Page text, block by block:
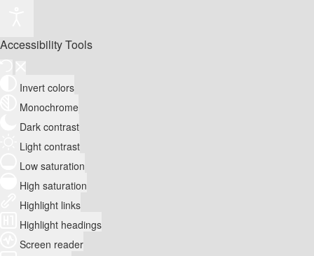
Accessibility Tools
Invert colors
Monochrome
Dark contrast
Light contrast
Low saturation
High saturation
Highlight links
Highlight headings
Screen reader